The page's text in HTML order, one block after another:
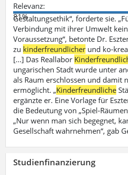
Relevanz:
81%
Gestaltungsethik“, forderte sie.
Verbindung mit ihrer Umwelt
Voraussetzung“, betonte Dr.
zu kinderfreundlicher und ko-
[...] Das Reallabor
ungarischen Stadt wurde unter
als Raum erschlossen und damit
ermöglicht. „Kinderfreundliche
ergänzte er. Eine Vorlage für
die Bedeutung von „Spiel-
„Nur wenn man sich begegnet,
Gesellschaft wahrnehmen“, gab
Studienfinanzierung